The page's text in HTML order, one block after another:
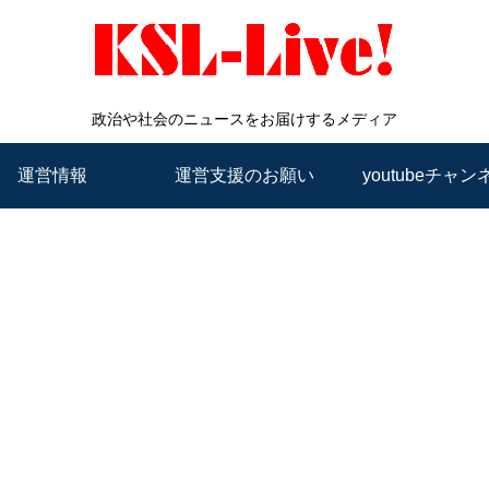
政治や社会のニュースをお届けするメディア
運営情報 運営支援のお願い youtubeチャン